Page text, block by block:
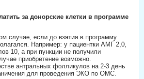
за донорские клетки в программе
случае, если до взятия в программу
Например: у пациентки АМГ 2,0,
10, а при пункции не получили
приобретение возможно.⠀⠀
антральных фолликулов на 2-3 день
для проведения ЭКО по ОМС.⠀⠀